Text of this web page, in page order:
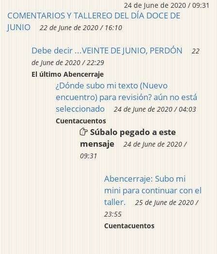
24 de June de 2020 / 09:31
COMENTARIOS Y TALLEREO DEL DÍA DOCE DE
JUNIO
22 de June de 2020 / 16:10
Debe decir ...VEINTE DE JUNIO, PERDÓN
22
de June de 2020 / 22:29
El último Abencerraje
¿Dónde subo mi texto (Nuevo
encuentro) para revisión? aún no está
seleccionado
24 de June de 2020 / 04:03
Cuentacuentos
Súbalo pegado a este
mensaje
24 de June de 2020 /
09:31
Abencerraje: Subo mi
mini para continuar con el
taller.
25 de June de 2020 /
23:55
Cuentacuentos